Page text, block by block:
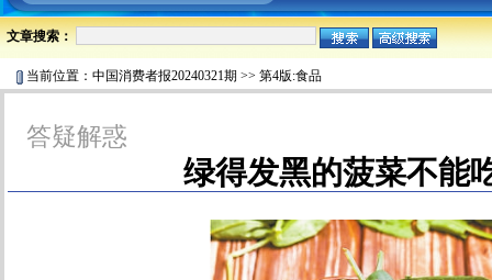
文章搜索：
当前位置： 中国消费者报20240321期 >> 第4版:食品
答疑解惑
绿得发黑的菠菜不能